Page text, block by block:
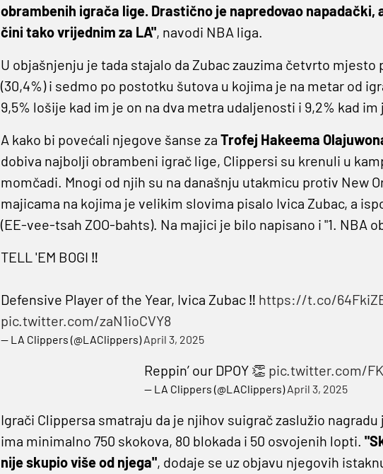
obrambenih igrača lige. Drastično je napredovao napadački,
čini tako vrijednim za LA", navodi NBA liga.
U objašnjenju je tada stajalo da Zubac zauzima četvrto
(30,4%) i sedmo po postotku šutova u kojima je na metar od
9,5% lošije kad im je on na dva metra udaljenosti i 9,2% kad
A kako bi povećali njegove šanse za Trofej Hakeema
dobiva najbolji obrambeni igrač lige, Clippersi su krenuli u
momčadi. Mnogi od njih su na današnju utakmicu protiv New
majicama na kojima je velikim slovima pisalo Ivica Zubac, a
(EE-vee-tsah ZOO-bahts). Na majici je bilo napisano i "1. NBA
TELL 'EM BOGI ‼️
Defensive Player of the Year, Ivica Zubac ‼️ https://t.co/
pic.twitter.com/zaN1ioCVY8
— LA Clippers (@LAClippers)April 3, 2025
Reppin’ our DPOY 👏 pic.twitter.com/
— LA Clippers (@LAClippers)April 3, 2025
Igrači Clippersa smatraju da je njihov suigrač zaslužio
ima minimalno 750 skokova, 80 blokada i 50 osvojenih lopti.
nije skupio više od njega", dodaje se uz objavu njegovih